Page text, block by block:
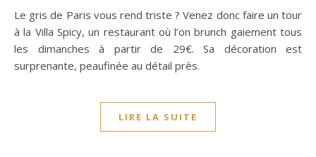
Le gris de Paris vous rend triste ? Venez donc faire un tour
à la Villa Spicy, un restaurant où l’on brunch gaiement tous
les dimanches à partir de 29€. Sa décoration est
surprenante, peaufinée au détail près.
LIRE LA SUITE